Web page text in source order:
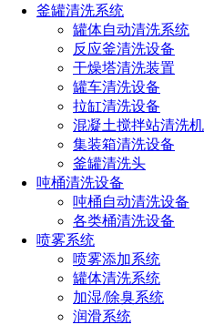
釜罐清洗系统
罐体自动清洗系统
反应釜清洗设备
干燥塔清洗装置
罐车清洗设备
拉缸清洗设备
混凝土搅拌站清洗机
集装箱清洗设备
釜罐清洗头
吨桶清洗设备
吨桶自动清洗设备
各类桶清洗设备
喷雾系统
喷雾添加系统
罐体清洗系统
加湿/除臭系统
润滑系统
设计特点
1、 雾化均匀——喷雾全区域
2、 运行成本更低——低气水
3、 流量范围广——流量范围
4、 使用寿命长——因喷嘴是
5、操作便捷——可现场就地
性能参数（以下为某款